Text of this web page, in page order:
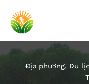
Địa phương, Du